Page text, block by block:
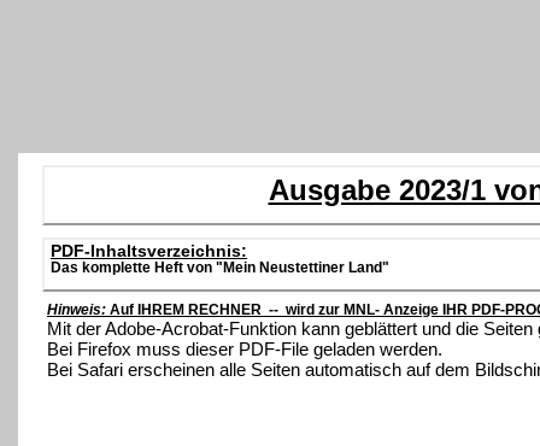
Ausgabe 2023/1
Hinweis: Auf IHREM RECHNER -- wird zur MNL- Anzeige IHR PDF-
Mit der Adobe-Acrobat-Funktion kann geblättert und die
Bei Firefox muss dieser PDF-File geladen werden.
Bei Safari erscheinen alle Seiten automatisch auf dem
PDF-Inhaltsverzeichnis:
Das komplette Heft von "Mein Neustettiner Land"